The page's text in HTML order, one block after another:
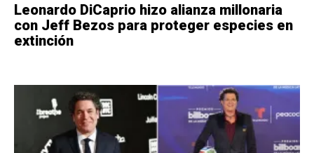
Leonardo DiCaprio hizo alianza millonaria
con Jeff Bezos para proteger especies en
extinción